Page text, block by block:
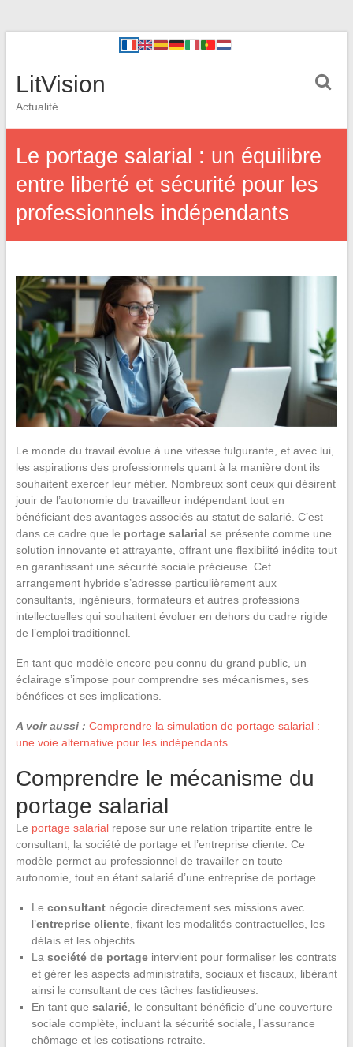
LitVision
Actualité
Le portage salarial : un équilibre
entre liberté et sécurité pour les
professionnels indépendants
Le monde du travail évolue à une vitesse fulgurante, et avec lui,
les aspirations des professionnels quant à la manière dont ils
souhaitent exercer leur métier. Nombreux sont ceux qui désirent
jouir de l’autonomie du travailleur indépendant tout en
bénéficiant des avantages associés au statut de salarié. C’est
dans ce cadre que le portage salarial se présente comme une
solution innovante et attrayante, offrant une flexibilité inédite tout
en garantissant une sécurité sociale précieuse. Cet
arrangement hybride s’adresse particulièrement aux
consultants, ingénieurs, formateurs et autres professions
intellectuelles qui souhaitent évoluer en dehors du cadre rigide
de l’emploi traditionnel.
En tant que modèle encore peu connu du grand public, un
éclairage s’impose pour comprendre ses mécanismes, ses
bénéfices et ses implications.
A voir aussi : Comprendre la simulation de portage salarial :
une voie alternative pour les indépendants
Comprendre le mécanisme du
portage salarial
Le portage salarialrepose sur une relation tripartite entre le
consultant, la société de portage et l’entreprise cliente. Ce
modèle permet au professionnel de travailler en toute
autonomie, tout en étant salarié d’une entreprise de portage.
Le consultantnégocie directement ses missions avec
l’entreprise cliente, fixant les modalités contractuelles, les
délais et les objectifs.
La société de portageintervient pour formaliser les contrats
et gérer les aspects administratifs, sociaux et fiscaux, libérant
ainsi le consultant de ces tâches fastidieuses.
En tant que salarié, le consultant bénéficie d’une couverture
sociale complète, incluant la sécurité sociale, l’assurance
chômage et les cotisations retraite.